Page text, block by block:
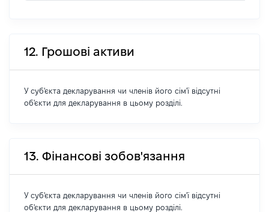
12. Грошові активи
У суб'єкта декларування чи членів його сім'ї відсутні
об'єкти для декларування в цьому розділі.
13. Фінансові зобов'язання
У суб'єкта декларування чи членів його сім'ї відсутні
об'єкти для декларування в цьому розділі.